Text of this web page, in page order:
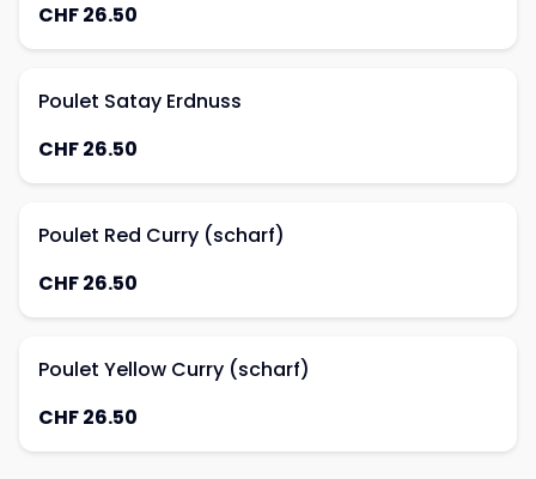
CHF 26.50
Poulet Satay Erdnuss
CHF 26.50
Poulet Red Curry (scharf)
CHF 26.50
Poulet Yellow Curry (scharf)
CHF 26.50